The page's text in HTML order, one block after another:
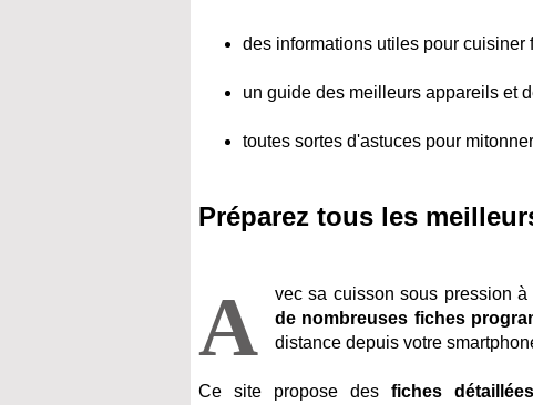
des informations utiles pour cuisiner
un guide des meilleurs appareils et
toutes sortes d'astuces pour
Préparez tous les
A
vec sa cuisson sous pression
de nombreuses fiches
distance depuis votre
Ce site propose desfiches détaillées